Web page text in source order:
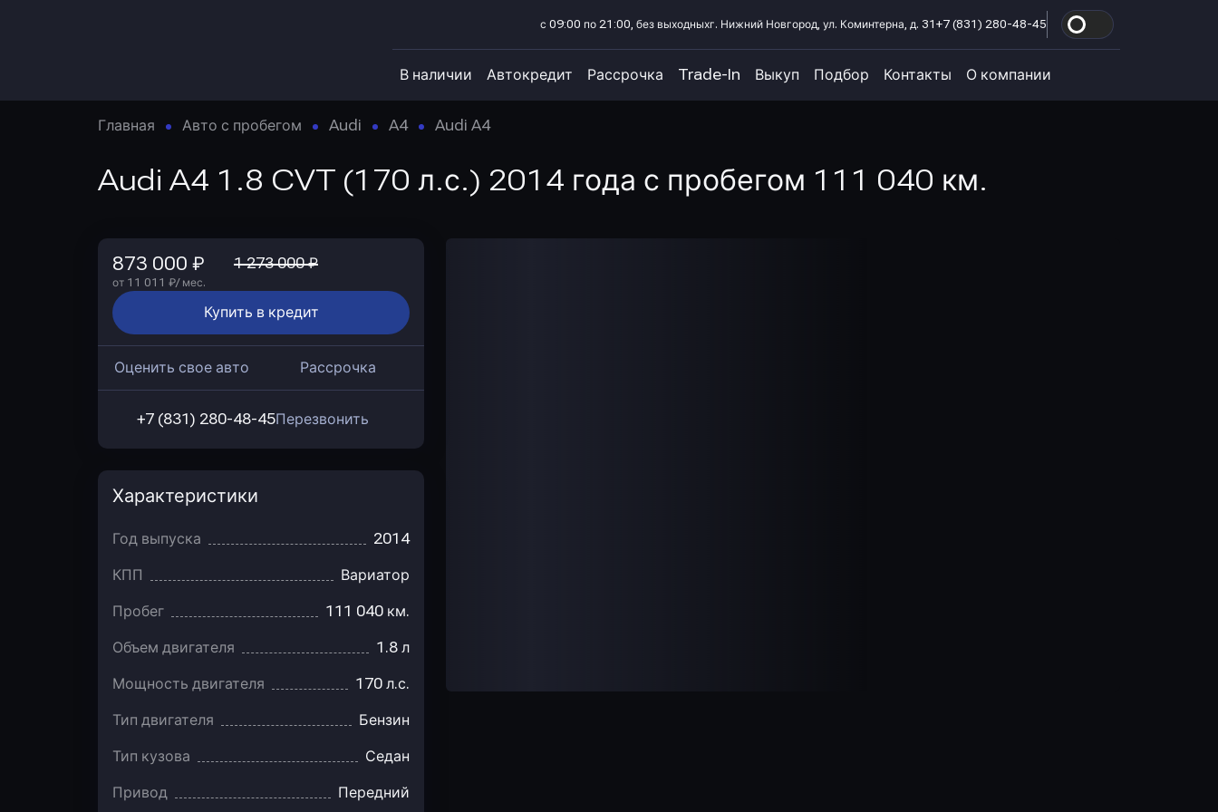
с 09:00 по 21:00, без выходныхг. Нижний Новгород, ул. Коминтерна, д. 31 +7 (831) 280-48-45
В наличии Автокредит Рассрочка Trade-In Выкуп Подбор Контакты О компании
Главная Авто с пробегом Audi A4 Audi A4
Audi A4 1.8 CVT (170 л.с.) 2014 года с пробегом 111 040 км.
873 000 ₽ 1 273 000 ₽
от 11 011 ₽/ мес.
Купить в кредит
Оценить свое авто Рассрочка
+7 (831) 280-48-45Перезвонить
Характеристики
Год выпуска 2014
КПП Вариатор
Пробег 111 040 км.
Объем двигателя 1.8 л
Мощность двигателя 170 л.с.
Тип двигателя Бензин
Тип кузова Седан
Привод Передний